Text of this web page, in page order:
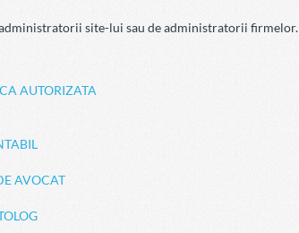
site-lui sau de administratorii firmelor.
AUTORIZATA
AVOCAT